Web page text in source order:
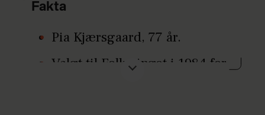
Fakta
Pia Kjærsgaard, 77 år.
Valgt til Folketinget i 1984 for